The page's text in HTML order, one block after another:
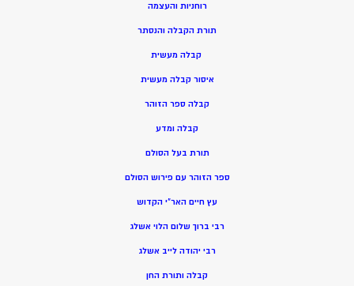
רוחניות והעצמה
תורת הקבלה והנסתר
קבלה מעשית
איסור קבלה מעשית
קבלה ספר הזוהר
קבלה ומדע
תורת בעל הסולם
ספר הזוהר עם פירוש הסולם
עץ חיים האר”י הקדוש
רבי ברוך שלום הלוי אשלג
רבי יהודה לייב אשלג
קבלה ותורת החן